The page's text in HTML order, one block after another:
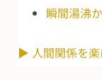
瞬間湯沸
▶ 人間関係を